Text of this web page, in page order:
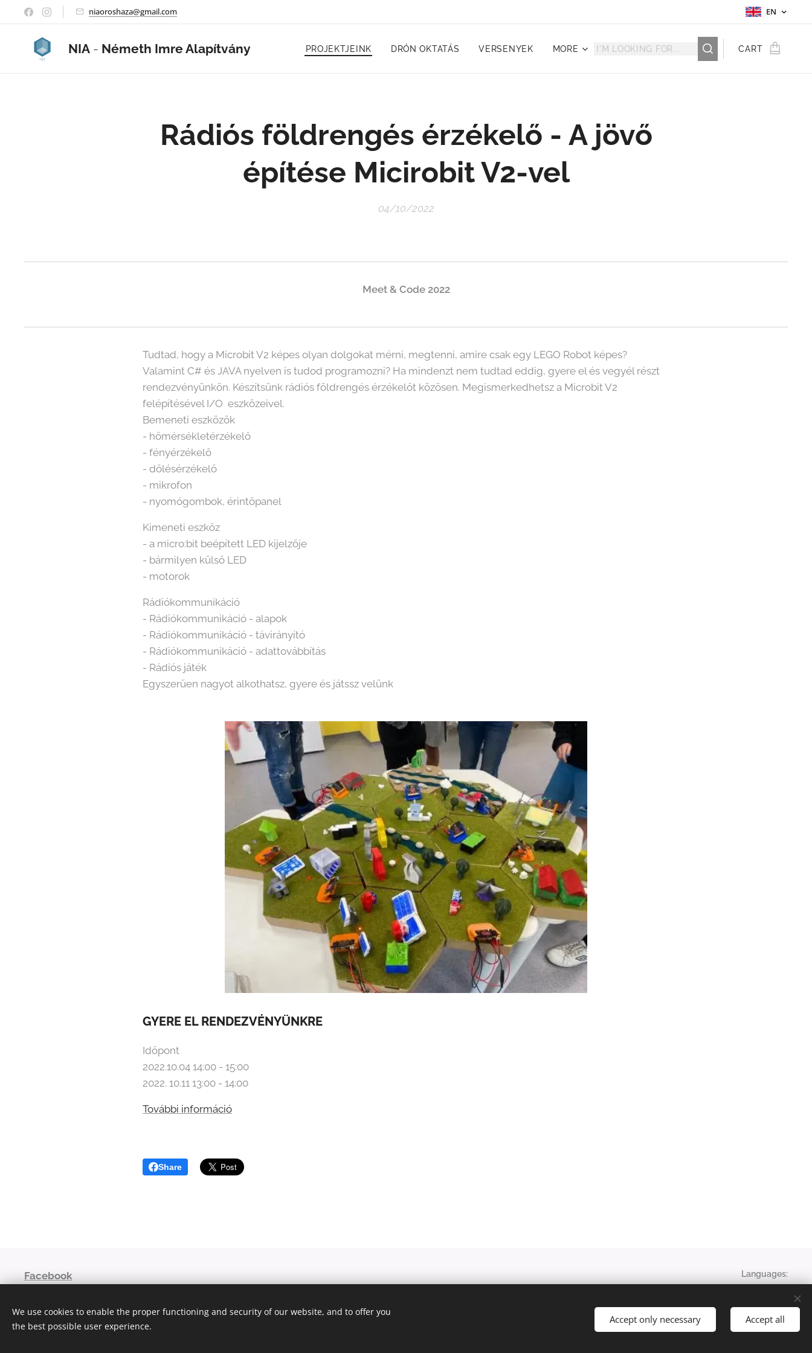
niaoroshaza@gmail.com EN
NIA - Németh Imre Alapítvány PROJEKTJEINK DRÓN OKTATÁS VERSENYEK MORE CART
Rádiós földrengés érzékelő - A jövő
építése Micirobit V2-vel
04/10/2022
Meet & Code 2022
Tudtad, hogy a Microbit V2 képes olyan dolgokat mérni, megtenni, amire csak egy LEGO Robot képes?
Valamint C# és JAVA nyelven is tudod programozni? Ha mindenzt nem tudtad eddig, gyere el és vegyél részt
rendezvényünkön. Készítsünk rádiós földrengés érzékelőt közösen. Megismerkedhetsz a Microbit V2
felépítésével I/O eszközeivel.
Bemeneti eszközök
- hőmérsékletérzékelő
- fényérzékelő
- dőlésérzékelő
- mikrofon
- nyomógombok, érintőpanel
Kimeneti eszköz
- a micro:bit beépített LED kijelzője
- bármilyen külső LED
- motorok
Rádiókommunikáció
- Rádiókommunikáció - alapok
- Rádiókommunikáció - távirányító
- Rádiókommunikáció - adattovábbítás
- Rádiós játék
Egyszerűen nagyot alkothatsz, gyere és játssz velünk
GYERE EL RENDEZVÉNYÜNKRE
Időpont
2022.10.04 14:00 - 15:00
2022. 10.11 13:00 - 14:00
További információ
Share
Facebook
© 2023
Powered byWebnode Cookies
Languages
We use cookies to enable the proper functioning and security of our website, and to offer you
the best possible user experience.
Accept only necessary Accept all